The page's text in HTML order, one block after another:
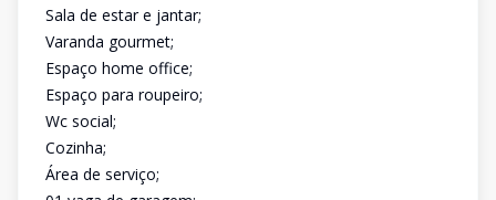
Sala de estar e jantar;
Varanda gourmet;
Espaço home office;
Espaço para roupeiro;
Wc social;
Cozinha;
Área de serviço;